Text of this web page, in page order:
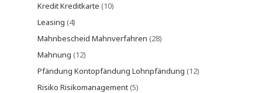
Kredit Kreditkarte (10)
Leasing (4)
Mahnbescheid Mahnverfahren (28)
Mahnung (12)
Pfändung Kontopfändung Lohnpfändung (12)
Risiko Risikomanagement(5)